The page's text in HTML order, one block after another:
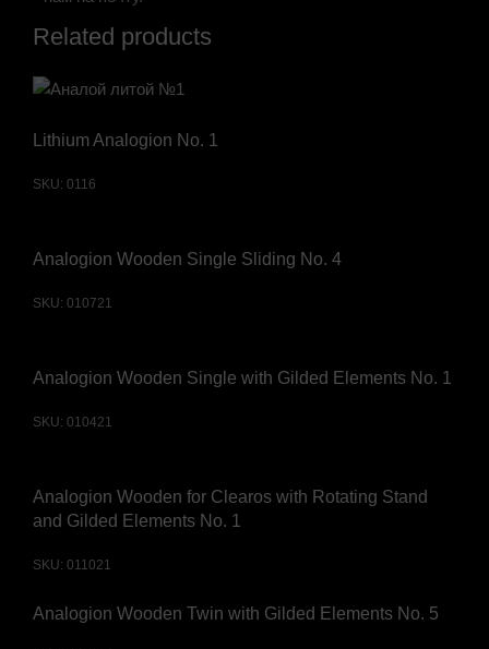
Related products
Lithium Analogion No. 1
SKU: 0116
Analogion Wooden Single Sliding No. 4
SKU: 010721
Analogion Wooden Single with Gilded Elements No. 1
SKU: 010421
Analogion Wooden for Clearos with Rotating Stand
and Gilded Elements No. 1
SKU: 011021
Analogion Wooden Twin with Gilded Elements No. 5